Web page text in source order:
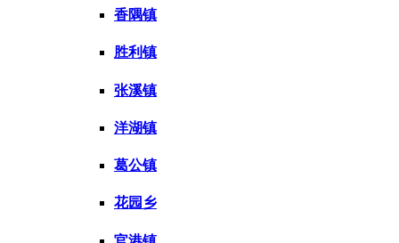
香隅镇
胜利镇
张溪镇
洋湖镇
葛公镇
花园乡